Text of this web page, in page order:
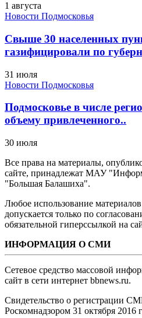
1 августа
Новости Подмосковья
Свыше 30 населенных
газифицировали по
31 июля
Новости Подмосковья
Подмосковье в числе
объему привлеченного..
30 июля
Все права на материалы,
сайте, принадлежат МАУ
"Большая Балашиха".
Любое использование
допускается только по
обязательной гиперссылкой на
ИНФОРМАЦИЯ О СМИ
Сетевое средство массовой
сайт в сети интернет bbnews.ru.
Свидетельство о регистрации
Роскомнадзором 31 октября 2016